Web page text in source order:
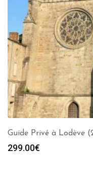
Guide Privé à Lodève
299.00€